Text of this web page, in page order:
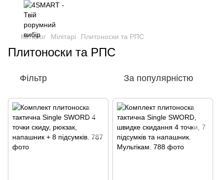
Каталог Мілітарі Плитоноски та РПС
Плитоноски та РПС
Фільтр За популярністю